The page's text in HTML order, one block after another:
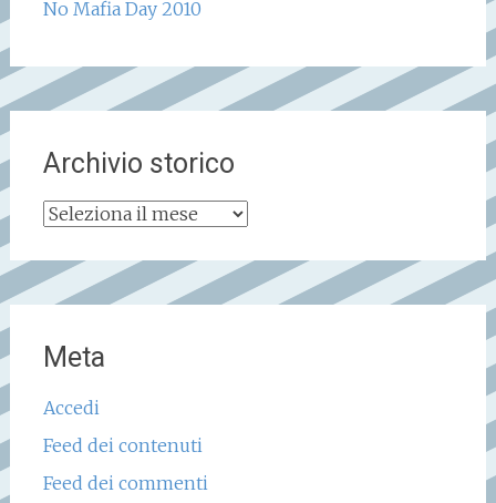
No Mafia Day 2010
Archivio storico
Archivio
Meta
Accedi
Feed dei contenuti
Feed dei commenti